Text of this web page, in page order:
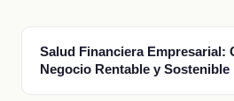
Salud Financiera Empresarial:
Negocio Rentable y Sostenible